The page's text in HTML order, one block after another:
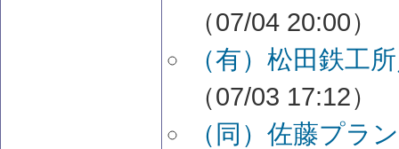
（07/04 20:00）
（有）松田鉄工
（07/03 17:12）
（同）佐藤プラ